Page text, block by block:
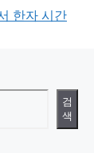
한자 시간
검
색